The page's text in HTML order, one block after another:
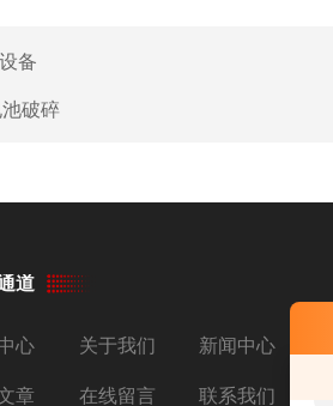
备
破碎
道
心 关于我们 新闻中心
章 在线留言 联系我们